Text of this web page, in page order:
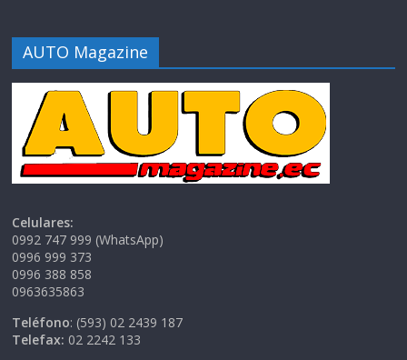
AUTO Magazine
Celulares:
0992 747 999 (WhatsApp)
0996 999 373
0996 388 858
0963635863
Teléfono: (593) 02 2439 187
Telefax: 02 2242 133